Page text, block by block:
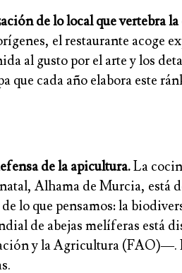
de lo local que vertebra la
el restaurante acoge
al gusto por el arte y los
que cada año elabora este
de la apicultura.La
Alhama de Murcia, está
lo que pensamos: la
de abejas melíferas está
y la Agricultura (FAO)—.